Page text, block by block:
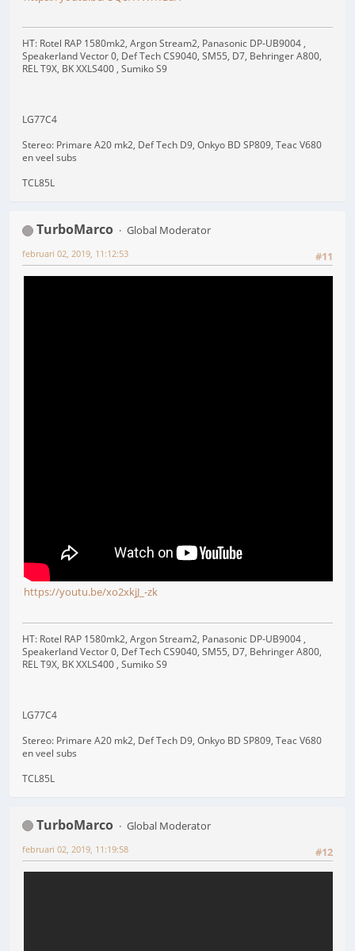
HT: Rotel RAP 1580mk2, Argon Stream2, Panasonic DP-UB9004 ,
Speakerland Vector 0, Def Tech CS9040, SM55, D7, Behringer A800,
REL T9X, BK XXLS400 , Sumiko S9
LG77C4
Stereo: Primare A20 mk2, Def Tech D9, Onkyo BD SP809, Teac V680
en veel subs
TCL85L
TurboMarco
Global Moderator
#11
februari 02, 2019, 11:12:53
https://youtu.be/xo2xkjJ_-zk
HT: Rotel RAP 1580mk2, Argon Stream2, Panasonic DP-UB9004 ,
Speakerland Vector 0, Def Tech CS9040, SM55, D7, Behringer A800,
REL T9X, BK XXLS400 , Sumiko S9
LG77C4
Stereo: Primare A20 mk2, Def Tech D9, Onkyo BD SP809, Teac V680
en veel subs
TCL85L
TurboMarco
Global Moderator
#12
februari 02, 2019, 11:19:58